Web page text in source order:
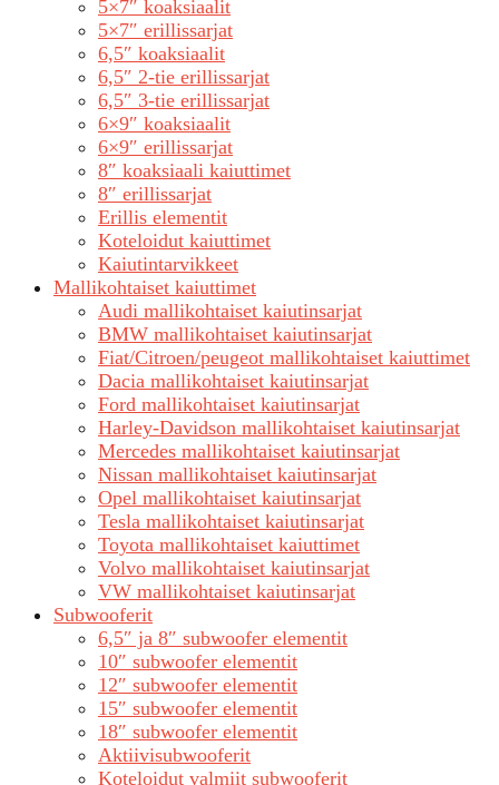
5×7″ koaksiaalit
5×7″ erillissarjat
6,5″ koaksiaalit
6,5″ 2-tie erillissarjat
6,5″ 3-tie erillissarjat
6×9″ koaksiaalit
6×9″ erillissarjat
8″ koaksiaali kaiuttimet
8″ erillissarjat
Erillis elementit
Koteloidut kaiuttimet
Kaiutintarvikkeet
Mallikohtaiset kaiuttimet
Audi mallikohtaiset kaiutinsarjat
BMW mallikohtaiset kaiutinsarjat
Fiat/Citroen/peugeot mallikohtaiset kaiuttimet
Dacia mallikohtaiset kaiutinsarjat
Ford mallikohtaiset kaiutinsarjat
Harley-Davidson mallikohtaiset kaiutinsarjat
Mercedes mallikohtaiset kaiutinsarjat
Nissan mallikohtaiset kaiutinsarjat
Opel mallikohtaiset kaiutinsarjat
Tesla mallikohtaiset kaiutinsarjat
Toyota mallikohtaiset kaiuttimet
Volvo mallikohtaiset kaiutinsarjat
VW mallikohtaiset kaiutinsarjat
Subwooferit
6,5″ ja 8″ subwoofer elementit
10″ subwoofer elementit
12″ subwoofer elementit
15″ subwoofer elementit
18″ subwoofer elementit
Aktiivisubwooferit
Koteloidut valmiit subwooferit